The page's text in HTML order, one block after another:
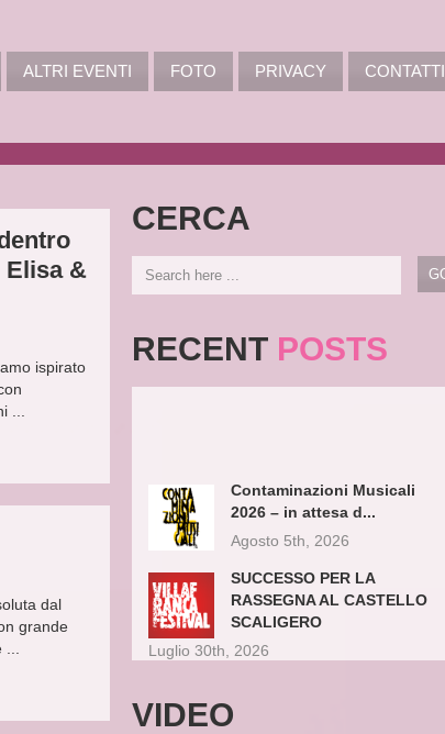
ALTRI EVENTI FOTO PRIVACY CONTATTI
CERCA
RECENT POSTS
Contaminazioni Musicali
2026 – in attesa d...
Agosto 5th, 2026
SUCCESSO PER LA
RASSEGNA AL CASTELLO
SCALIGERO
Luglio 30th, 2026
VIDEO
Elisa &
ispirato
...
dal
grande